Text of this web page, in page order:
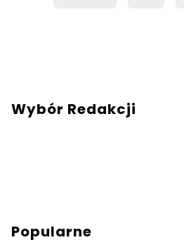
Wybór Redakcji
Popularne